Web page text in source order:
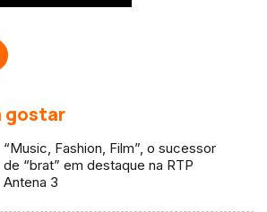
gostar
“Music, Fashion, Film”, o sucessor
de “brat” em destaque na RTP
Antena 3